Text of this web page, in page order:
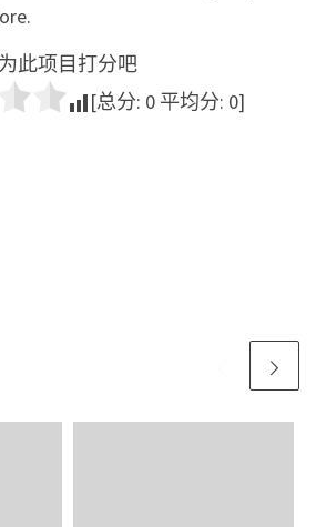
为此项目打分吧
[总分: 0 平均分: 0]